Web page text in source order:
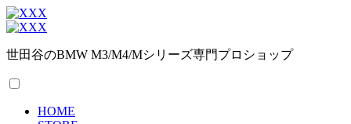
世田谷のBMW M3/M4/Mシリーズ専門プロショップ
HOME